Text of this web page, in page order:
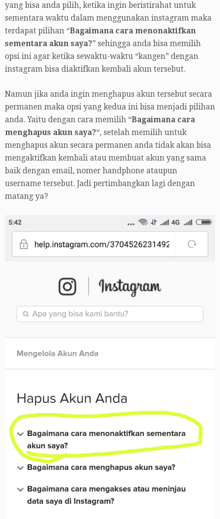
yang bisa anda pilih, ketika ingin beristirahat untuk
sementara waktu dalam menggunakan instagram maka
terdapat pilihan “Bagaimana cara menonaktifkan
sementara akun saya?” sehingga anda bisa memilih
opsi ini agar ketika sewaktu-waktu “kangen” dengan
instagram bisa diaktifkan kembali akun tersebut.
Namun jika anda ingin menghapus akun tersebut secara
permanen maka opsi yang kedua ini bisa menjadi pilihan
anda. Yaitu dengan cara memilih “Bagaimana cara
menghapus akun saya?“, setelah memilih untuk
menghapus akun secara permanen anda tidak akan bisa
mengaktifkan kembali atau membuat akun yang sama
baik dengan email, nomer handphone ataupun
username tersebut. Jadi pertimbangkan lagi dengan
matang ya?